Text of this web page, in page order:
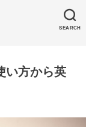
SEARCH
い方から英